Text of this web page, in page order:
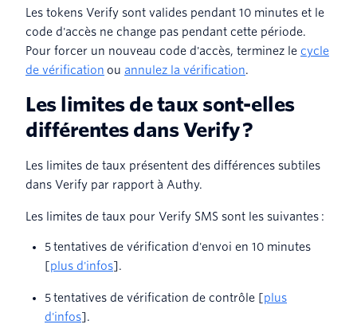
Les tokens Verify sont valides pendant 10 minutes et le
code d'accès ne change pas pendant cette période.
Pour forcer un nouveau code d'accès, terminez le cycle
de vérification ou annulez la vérification.
Les limites de taux sont-elles
différentes dans Verify ?
Les limites de taux présentent des différences subtiles
dans Verify par rapport à Authy.
Les limites de taux pour Verify SMS sont les suivantes :
5 tentatives de vérification d'envoi en 10 minutes
[plus d'infos].
5 tentatives de vérification de contrôle [plus
d'infos].